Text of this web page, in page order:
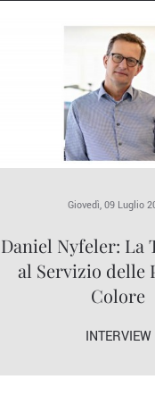
Giovedì, 09 Luglio
Daniel Nyfeler: La
al Servizio delle
Colore
INTERVIEW